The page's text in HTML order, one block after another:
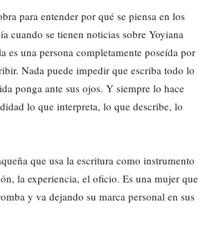
para entender por qué se piensa en los
cuando se tienen noticias sobre Yoyiana
es una persona completamente poseída por
Nada puede impedir que escriba todo lo
ponga ante sus ojos. Y siempre lo hace
lo que interpreta, lo que describe, lo
que usa la escritura como instrumento
la experiencia, el oficio. Es una mujer que
y va dejando su marca personal en sus